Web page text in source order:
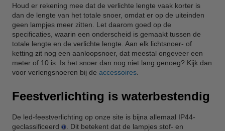
Houd er rekening mee dat de verlichte lengte vaak korter is
dan de lengte van het totale snoer, omdat er op de uiteinden
geen lampjes meer zitten. Let daarom goed op de
specificaties, waarin een onderscheid is gemaakt tussen de
totale lengte en de verlichte lengte. Aan elk lichtsnoer- of
ketting zit nog een aanloopsnoer, dat meestal ongeveer een
meter of 10 is. Is het snoer dan nog niet lang genoeg? Kijk dan
voor verlengsnoeren bij de accessoires
Feestverlichting is waterbestendig
De led-feestverlichting op onze site is bijna allemaal IP44-
geclassificeerd
. Dit betekent dat de lampjes stof- en